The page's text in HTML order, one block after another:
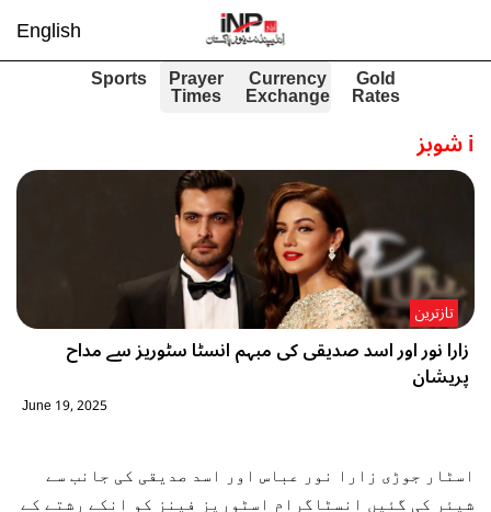
English
Gold
Rates
Currency
Exchange
Prayer
Times
Sports
iشوبز
زارا نور اور اسد صدیقی کی مبہم انسٹا سٹوریز سے مداح
پریشان
تازترین
June 19, 2025
اسٹار جوڑی زارا نور عباس اور اسد صدیقی کی جانب سے
شیئر کی گئیں انسٹاگرام اسٹوریز فینز کو انکے رشتے کے